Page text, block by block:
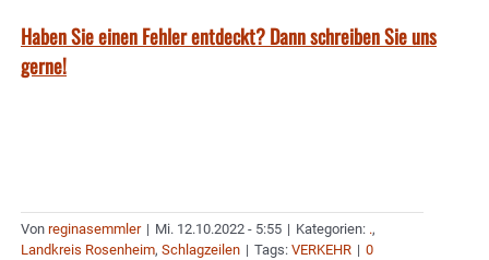
Haben Sie einen Fehler entdeckt? Dann schreiben Sie uns
gerne!
Von reginasemmler | Mi. 12.10.2022 - 5:55 | Kategorien: .,
Landkreis Rosenheim, Schlagzeilen | Tags: VERKEHR | 0